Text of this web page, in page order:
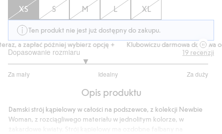
XS S M L XL
Ten produkt nie jest już dostępny do zakupu.
a zapłać później wybierz opcję +
Klubowiczu darmowa dostawa od
Dopasowanie rozmiaru
Za mały Idealny Za duży
na
17
głosów
19 recenzji
Opis produktu
Damski strój kąpielowy w całości na podszewce, z kolekcji Newbie
Woman, z rozciągliwego materiału w jednolitym kolorze, w